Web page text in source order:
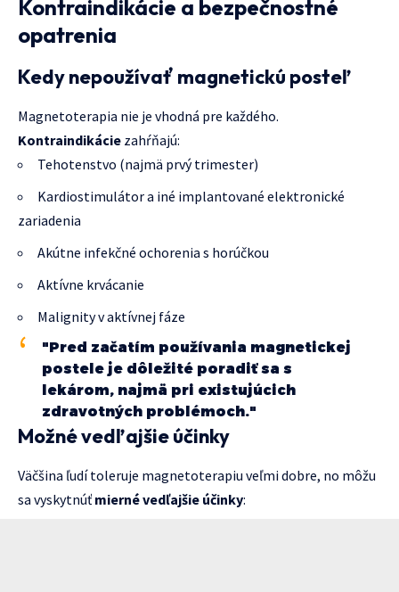
Kontraindikácie a bezpečnostné
opatrenia
Kedy nepoužívať magnetickú posteľ
Magnetoterapia nie je vhodná pre každého.
Kontraindikácie zahŕňajú:
Tehotenstvo (najmä prvý trimester)
Kardiostimulátor a iné implantované elektronické
zariadenia
Akútne infekčné ochorenia s horúčkou
Aktívne krvácanie
Malignity v aktívnej fáze
"Pred začatím používania magnetickej
postele je dôležité poradiť sa s
lekárom, najmä pri existujúcich
zdravotných problémoch."
Možné vedľajšie účinky
Väčšina ľudí toleruje magnetoterapiu veľmi dobre, no môžu
sa vyskytnúť mierné vedľajšie účinky: